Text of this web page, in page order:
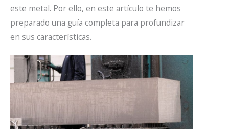
este metal. Por ello, en este artículo te hemos
preparado una guía completa para profundizar
en sus características.